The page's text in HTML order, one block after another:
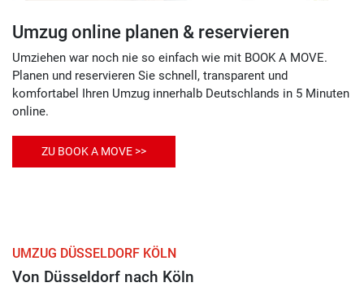
Umzug online planen & reservieren
Umziehen war noch nie so einfach wie mit BOOK A MOVE.
Planen und reservieren Sie schnell, transparent und
komfortabel Ihren Umzug innerhalb Deutschlands in 5 Minuten
online.
ZU BOOK A MOVE >>
UMZUG DÜSSELDORF KÖLN
Von Düsseldorf nach Köln